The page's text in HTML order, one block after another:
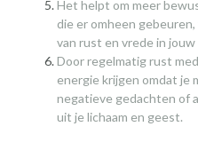
Het helpt om meer
die er omheen
van rust en vrede in jouw
Door regelmatig rust
energie krijgen omdat je
negatieve gedachten of
uit je lichaam en geest.